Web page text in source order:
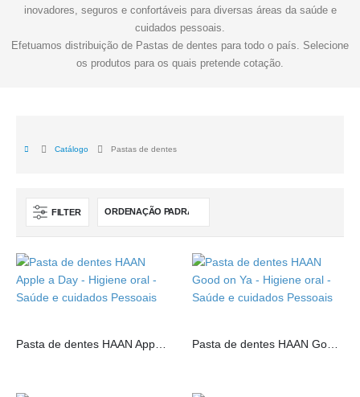
inovadores, seguros e confortáveis para diversas áreas da saúde e
cuidados pessoais.
Efetuamos distribuição de Pastas de dentes para todo o país. Selecione
os produtos para os quais pretende cotação.
Catálogo Pastas de dentes
FILTER